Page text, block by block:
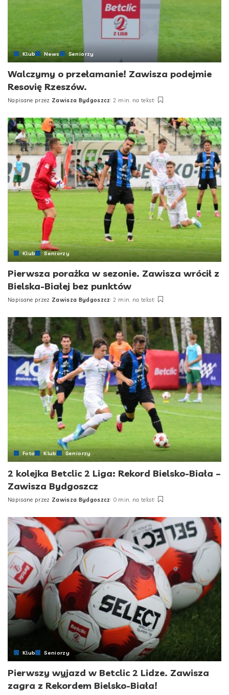
Klub News Seniorzy
Walczymy o przełamanie! Zawisza podejmie
Resovię Rzeszów.
Posted
Napisane przez Zawisza Bydgoszcz 2 min. na tekst
Klub Seniorzy
Pierwsza porażka w sezonie. Zawisza wrócił z
Bielska-Białej bez punktów
Posted
Napisane przez Zawisza Bydgoszcz 2 min. na tekst
Foto Klub Seniorzy
2 kolejka Betclic 2 Liga: Rekord Bielsko-Biała –
Zawisza Bydgoszcz
Posted
Napisane przez Zawisza Bydgoszcz 0 min. na tekst
Klub Seniorzy
Pierwszy wyjazd w Betclic 2 Lidze. Zawisza
zagra z Rekordem Bielsko-Biała!